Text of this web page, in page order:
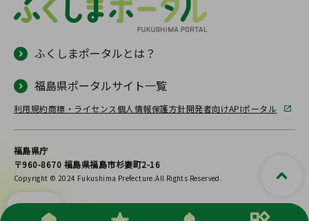
ふくしまポータルとは？
福島県ポータルサイト一覧
利用規約商標・ライセンス個人情報保護方針開発者向けAPIポータル
福島県庁
〒960-8670 福島県福島市杉妻町2-16
Copyright © 2024 Fukushima Prefecture.All Rights Reserved.